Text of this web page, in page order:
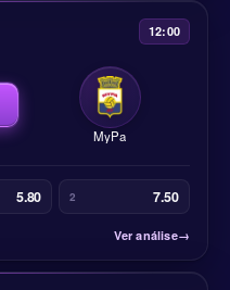
12:00
MyPa
5.80 2 7.50
Ver análise→